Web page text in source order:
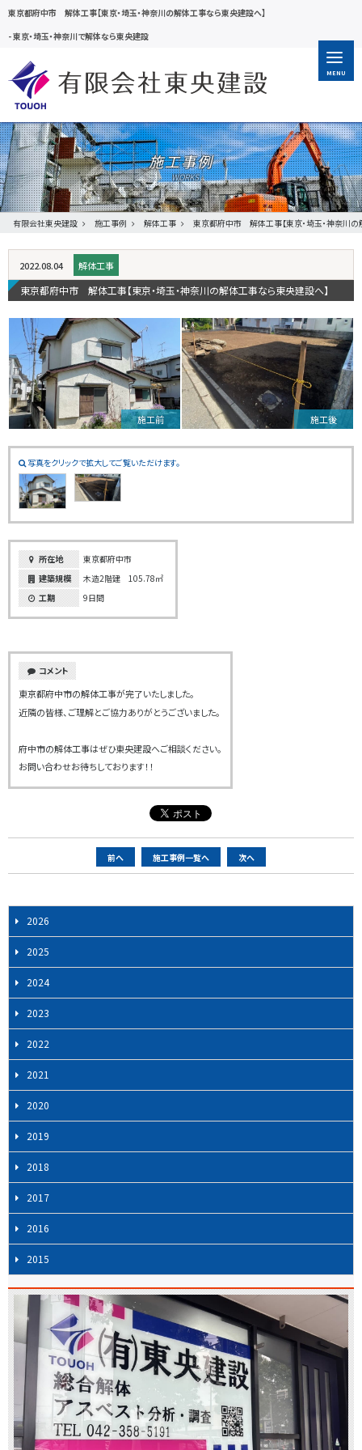
東京都府中市 解体工事【東京・埼玉・神奈川の解体工事なら東央建設へ】
-東京・埼玉・神奈川で解体なら東央建設
MENU
施工事例
有限会社東央建設 施工事例 解体工事 東京都府中市 解体工事【東京・埼玉・神奈川の
2022.08.04 解体工事
東京都府中市 解体工事【東京・埼玉・神奈川の解体工事なら東央建設へ】
施工前 施工後
写真をクリックで拡大してご覧いただけます。
所在地
東京都府中市
建築規模
木造2階建 105.78㎡
工期
9日間
コメント
東京都府中市の解体工事が完了いたしました。
近隣の皆様、ご理解とご協力ありがとうございました。
府中市の解体工事はぜひ東央建設へご相談ください。
お問い合わせお待ちしております！！
ー
ナ
ビ
ゲ
ー
シ
ョ
ン
前へ 施工事例一覧へ 次へ
2026
2025
2024
2023
2022
2021
2020
2019
2018
2017
2016
2015